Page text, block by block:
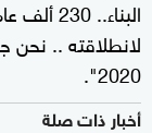
لانطلاقته .. نحن
2020".
أخبار ذات صلة